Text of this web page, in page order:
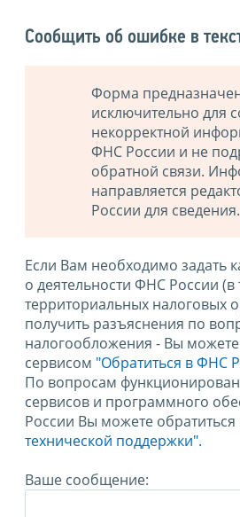
Сообщить об ошибке в
Форма
исключительно для
некорректной
ФНС России и не
обратной связи.
направляется
России для сведения.
Если Вам необходимо задать
о деятельности ФНС России (в
территориальных налоговых
получить разъяснения по
налогообложения - Вы можете
сервисом "Обратиться в ФНС
По вопросам
сервисов и программного
России Вы можете обратиться
технической поддержки".
Ваше сообщение: